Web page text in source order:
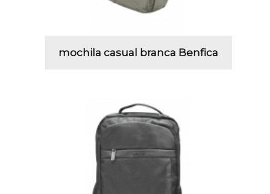
mochila casual branca Benfica